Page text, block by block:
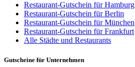
Restaurant-Gutschein für Hamburg
Restaurant-Gutschein für Berlin
Restaurant-Gutschein für München
Restaurant-Gutschein für Frankfurt
Alle Städte und Restaurants
Gutscheine für Unternehmen